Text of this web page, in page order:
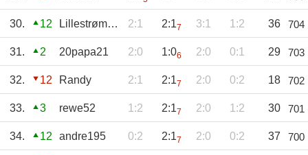
30. 12 LillestrømSK 2:1 2:17 3:1 1:2 36 704
31. 2 20papa21 2:0 1:06 2:0 0:1 29 703
32. 12 Randy 2:1 2:17 2:0 0:2 18 702
33. 3 rewe52 1:2 2:17 2:0 1:2 30 701
34. 12 andre195 0:2 2:17 2:0 0:2 37 700